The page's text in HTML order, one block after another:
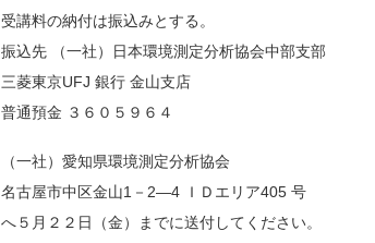
受講料の納付は振込みとする。
振込先 （一社）日本環境測定分析協会中部支部
三菱東京UFJ 銀行 金山支店
普通預金 ３６０５９６４
（一社）愛知県環境測定分析協会
名古屋市中区金山1－2—4 ＩＤエリア405 号
へ５月２２日（金）までに送付してください。